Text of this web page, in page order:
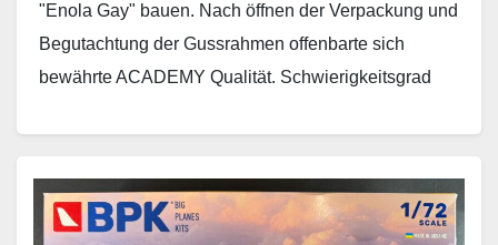
"Enola Gay" bauen. Nach öffnen der Verpackung und
Begutachtung der Gussrahmen offenbarte sich
bewährte ACADEMY Qualität. Schwierigkeitsgrad